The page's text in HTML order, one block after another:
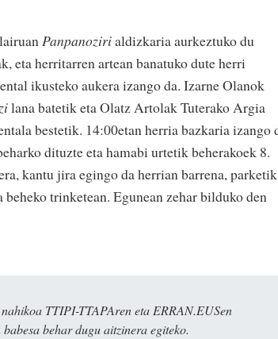
Panpanozirialdizkaria aurkeztuko du
eta herritarren artean banatuko dute herri
ikusteko aukera izango da. Izarne Olanok
lana batetik eta Olatz Artolak Tuterako Argia
bestetik. 14:00etan herria bazkaria izango
dituzte eta hamabi urtetik beherakoek 8.
kantu jira egingo da herrian barrena, parketik
trinketean. Egunean zehar bilduko den
TTIPI-TTAPAren eta ERRAN.EUSen
behar dugu aitzinera egiteko.